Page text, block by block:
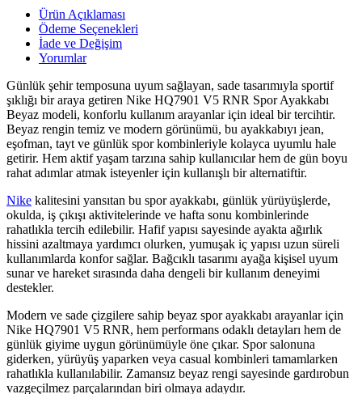
Ürün Açıklaması
Ödeme Seçenekleri
İade ve Değişim
Yorumlar
Günlük şehir temposuna uyum sağlayan, sade tasarımıyla sportif
şıklığı bir araya getiren Nike HQ7901 V5 RNR Spor Ayakkabı
Beyaz modeli, konforlu kullanım arayanlar için ideal bir tercihtir.
Beyaz rengin temiz ve modern görünümü, bu ayakkabıyı jean,
eşofman, tayt ve günlük spor kombinleriyle kolayca uyumlu hale
getirir. Hem aktif yaşam tarzına sahip kullanıcılar hem de gün boyu
rahat adımlar atmak isteyenler için kullanışlı bir alternatiftir.
Nike kalitesini yansıtan bu spor ayakkabı, günlük yürüyüşlerde,
okulda, iş çıkışı aktivitelerinde ve hafta sonu kombinlerinde
rahatlıkla tercih edilebilir. Hafif yapısı sayesinde ayakta ağırlık
hissini azaltmaya yardımcı olurken, yumuşak iç yapısı uzun süreli
kullanımlarda konfor sağlar. Bağcıklı tasarımı ayağa kişisel uyum
sunar ve hareket sırasında daha dengeli bir kullanım deneyimi
destekler.
Modern ve sade çizgilere sahip beyaz spor ayakkabı arayanlar için
Nike HQ7901 V5 RNR, hem performans odaklı detayları hem de
günlük giyime uygun görünümüyle öne çıkar. Spor salonuna
giderken, yürüyüş yaparken veya casual kombinleri tamamlarken
rahatlıkla kullanılabilir. Zamansız beyaz rengi sayesinde gardırobun
vazgeçilmez parçalarından biri olmaya adaydır.